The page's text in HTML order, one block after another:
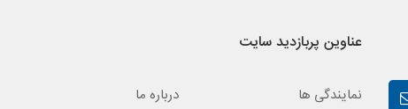
عناوین پربازدید سایت
نمایندگی ها درباره ما